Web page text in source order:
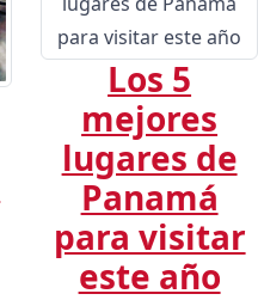
Los 5
mejores
lugares de
Panamá
para visitar
este año